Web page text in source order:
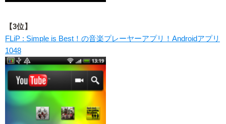
【3位】
FLiP : Simple is Best！の音楽プレーヤーアプリ！Androidアプリ
1048